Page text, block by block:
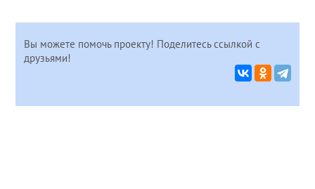
Вы можете помочь проекту! Поделитесь ссылкой с
друзьями!